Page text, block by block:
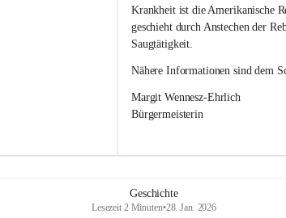
Krankheit ist die Amerikanische
geschieht durch Anstechen der
Saugtätigkeit.
Nähere Informationen sind dem
Margit Wennesz-Ehrlich
Bürgermeisterin
Geschichte
Lesezeit 2 Minuten•28. Jan. 2026